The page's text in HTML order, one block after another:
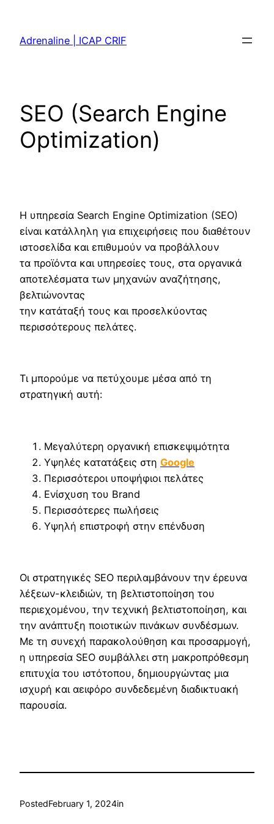
content
Adrenaline | ICAP CRIF
SEO (Search Engine
Optimization)
Η υπηρεσία Search Engine Optimization (SEO)
είναι κατάλληλη για επιχειρήσεις που διαθέτουν
ιστοσελίδα και επιθυμούν να προβάλλουν
τα προϊόντα και υπηρεσίες τους, στα οργανικά
αποτελέσματα των μηχανών αναζήτησης,
βελτιώνοντας
την κατάταξή τους και προσελκύοντας
περισσότερους πελάτες.
Τι μπορούμε να πετύχουμε μέσα από τη
στρατηγική αυτή:
Μεγαλύτερη οργανική επισκεψιμότητα
Υψηλές κατατάξεις στη Google
Περισσότεροι υποψήφιοι πελάτες
Ενίσχυση του Brand
Περισσότερες πωλήσεις
Υψηλή επιστροφή στην επένδυση
Οι στρατηγικές SEO περιλαμβάνουν την έρευνα
λέξεων-κλειδιών, τη βελτιστοποίηση του
περιεχομένου, την τεχνική βελτιστοποίηση, και
την ανάπτυξη ποιοτικών πινάκων συνδέσμων.
Με τη συνεχή παρακολούθηση και προσαρμογή,
η υπηρεσία SEO συμβάλλει στη μακροπρόθεσμη
επιτυχία του ιστότοπου, δημιουργώντας μια
ισχυρή και αειφόρο συνδεδεμένη διαδικτυακή
παρουσία.
PostedFebruary 1, 2024in